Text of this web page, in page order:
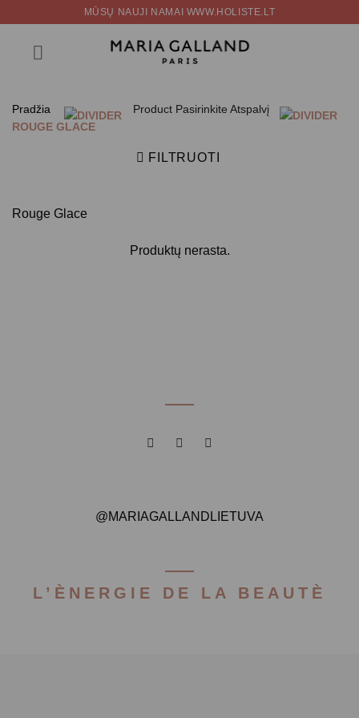
content
MŪSŲ NAUJI NAMAI WWW.HOLISTE.LT
Pradžia
Product Pasirinkite Atspalvį
ROUGE GLACE
FILTRUOTI
Rouge Glace
Produktų nerasta.
@MARIAGALLANDLIETUVA
L’ÈNERGIE DE LA BEAUTÈ